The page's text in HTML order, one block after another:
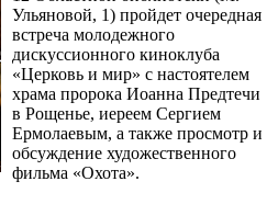
Ульяновой, 1) пройдет очередная
встреча молодежного
дискуссионного киноклуба
«Церковь и мир» с настоятелем
храма пророка Иоанна Предтечи
в Рощенье, иереем Сергием
Ермолаевым, а также просмотр и
обсуждение художественного
фильма «Охота».